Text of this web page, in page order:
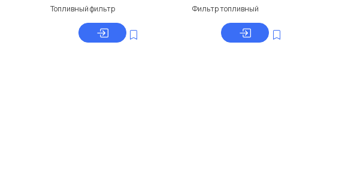
Топливный фильтр Фильтр топливный